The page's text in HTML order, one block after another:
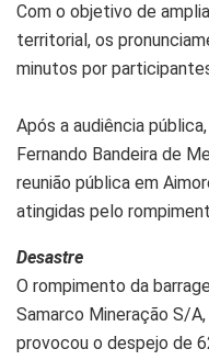
Com o objetivo de
territorial, os
minutos por
Após a audiência
Fernando Bandeira de
reunião pública em
atingidas pelo
Desastre
O rompimento da
Samarco Mineração S/
provocou o despejo de